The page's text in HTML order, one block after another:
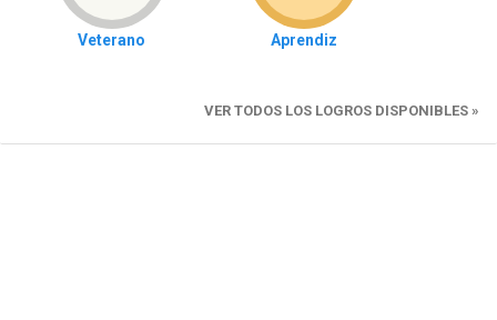
Veterano Aprendiz
VER TODOS LOS LOGROS DISPONIBLES »